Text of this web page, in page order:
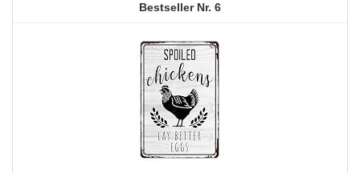
6